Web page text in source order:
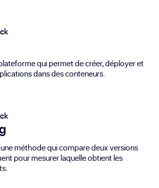
qui permet de créer, déployer et
dans des conteneurs.
une méthode qui compare deux versions
pour mesurer laquelle obtient les